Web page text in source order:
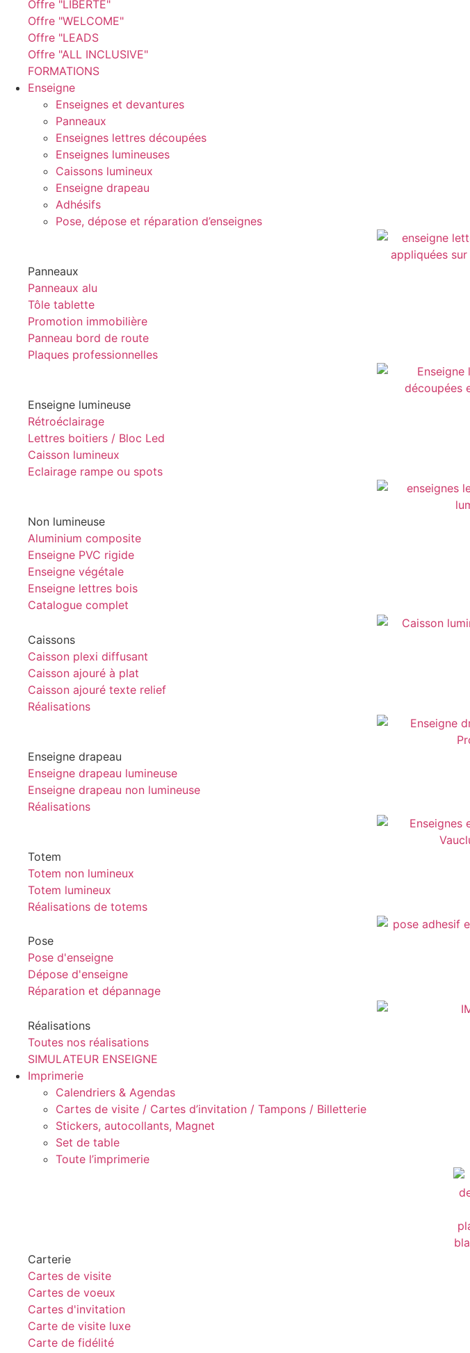
Offre "LIBERTE"
Offre "WELCOME"
Offre "LEADS
Offre "ALL INCLUSIVE"
FORMATIONS
Enseigne
Enseignes et devantures
Panneaux
Enseignes lettres découpées
Enseignes lumineuses
Caissons lumineux
Enseigne drapeau
Adhésifs
Pose, dépose et réparation d’enseignes
Panneaux
Panneaux alu
Tôle tablette
Promotion immobilière
Panneau bord de route
Plaques professionnelles
Enseigne lumineuse
Rétroéclairage
Lettres boitiers / Bloc Led
Caisson lumineux
Eclairage rampe ou spots
Non lumineuse
Aluminium composite
Enseigne PVC rigide
Enseigne végétale
Enseigne lettres bois
Catalogue complet
Caissons
Caisson plexi diffusant
Caisson ajouré à plat
Caisson ajouré texte relief
Réalisations
Enseigne drapeau
Enseigne drapeau lumineuse
Enseigne drapeau non lumineuse
Réalisations
Totem
Totem non lumineux
Totem lumineux
Réalisations de totems
Pose
Pose d'enseigne
Dépose d'enseigne
Réparation et dépannage
Réalisations
Toutes nos réalisations
SIMULATEUR ENSEIGNE
Imprimerie
Calendriers & Agendas
Cartes de visite / Cartes d’invitation / Tampons / Billetterie
Stickers, autocollants, Magnet
Set de table
Toute l’imprimerie
Carterie
Cartes de visite
Cartes de voeux
Cartes d'invitation
Carte de visite luxe
Carte de fidélité